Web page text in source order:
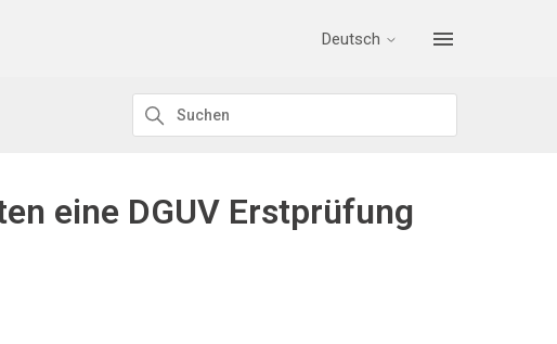
Deutsch
eine DGUV Erstprüfung